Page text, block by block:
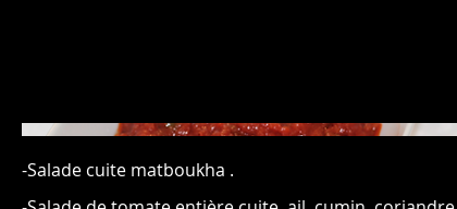
-Salade cuite matboukha .